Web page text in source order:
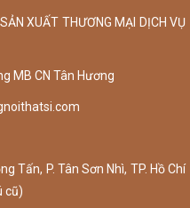
XUẤT THƯƠNG MẠI DỊCH VỤ
MB CN Tân Hương
Tấn, P. Tân Sơn Nhì, TP. Hồ Chí
cũ)